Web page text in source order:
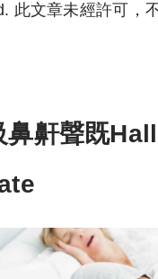
此文章未經許可，
鼻鼾聲既Hall